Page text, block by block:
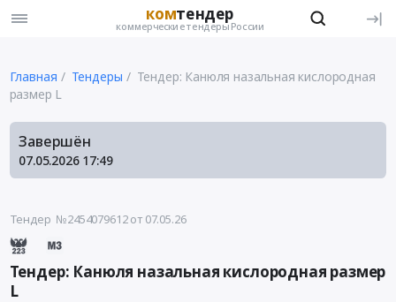
комтендер
коммерческие тендеры России
Главная Тендеры
Тендер: Канюля назальная кислородная
размер L
Завершён
07.05.2026 17:49
Тендер №2454079612от 07.05.26
Тендер: Канюля назальная кислородная размер
L